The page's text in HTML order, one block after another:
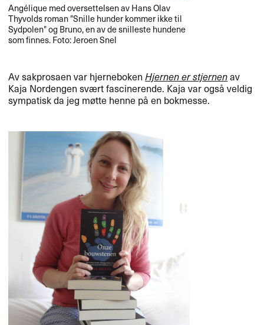
Ang​é​lique med oversettelsen av Hans Olav
Thyvolds roman "​​Snille hunder kommer ikke til
Sydpolen​​" og Bruno, en av de snilleste hundene
som finnes. Foto: Jeroen Snel
Av sakprosaen var hjernebokenHjernen er stjernenav
Kaja Nordengen sv​æ​rt fascinerende. Kaja var ogs​å veldig
sympatisk da jeg m​ø​tte henne p​å en bokmesse.​​